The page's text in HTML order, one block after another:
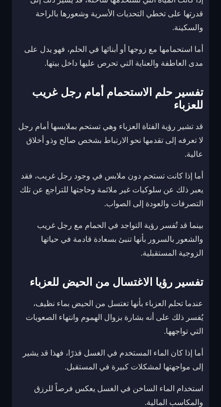
قدرتها على تخطي التحديات الأسرية وشعورها بالراحة
والسكينة.
أما استحمامها مع زوجها أو أبنائها في الحلم، فهو يدل على
مدى العاطفة والعناية التي تحرص عليها داخل بيتها.
تفسير حلم الاستحمام أمام رجل غريب
للعزباء
قد تشير رؤية الفتاة العزباء وهي تستحم بملابسها أمام رجل
لا تعرفه إلى تقدمها نحو الارتباط بشخص صالح وذو أخلاق
عالية.
أما إذا كانت تستحم دون ملابس في وجود رجل غريب، فقد
يعبر ذلك عن سلوكيات غير ملائمة وحاجتها للتراجع عن تلك
التصرفات والعودة إلى الصواب.
بينما قد تُفسر رؤية التواجد في الحمام مع رجل غريب
والشعور بالسرور بأنها تنبئ بسعادة قادمة في حياتها
الزوجية المستقبلية.
تفسير رؤيا الاغتسال من الحيض للعزباء
عندما تحلم العزباء بأنها تغتسل من الحيض بماء نظيف،
يُفسر ذلك على أنه بشارة بزوال الهموم وانتهاء الصعوبات
التي تواجهها.
أما إذا كان الماء المستخدم في الغسل قذرًا، فهذا قد يشير
إلى مواجهتها لمشكلات كبيرة في المستقبل.
استخدام الماء الساخن في الغسل يعكس فرصاً للرزق
والمكاسب المالية.